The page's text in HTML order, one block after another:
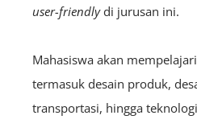
user-friendlydi jurusan ini.
Mahasiswa akan
termasuk desain produk,
transportasi, hingga